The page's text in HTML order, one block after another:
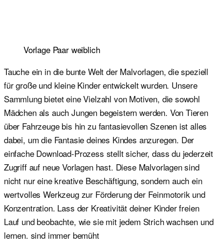
Vorlage Paar weiblich
Tauche ein in die bunte Welt der Malvorlagen, die speziell
für große und kleine Kinder entwickelt wurden. Unsere
Sammlung bietet eine Vielzahl von Motiven, die sowohl
Mädchen als auch Jungen begeistern werden. Von Tieren
über Fahrzeuge bis hin zu fantasievollen Szenen ist alles
dabei, um die Fantasie deines Kindes anzuregen. Der
einfache Download-Prozess stellt sicher, dass du jederzeit
Zugriff auf neue Vorlagen hast. Diese Malvorlagen sind
nicht nur eine kreative Beschäftigung, sondern auch ein
wertvolles Werkzeug zur Förderung der Feinmotorik und
Konzentration. Lass der Kreativität deiner Kinder freien
Lauf und beobachte, wie sie mit jedem Strich wachsen und
lernen. sind immer bemüht